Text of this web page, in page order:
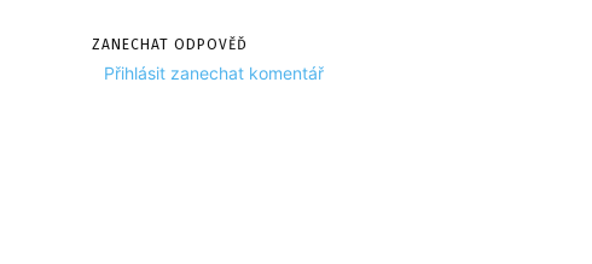
ZANECHAT ODPOVĚĎ
Přihlásit zanechat komentář